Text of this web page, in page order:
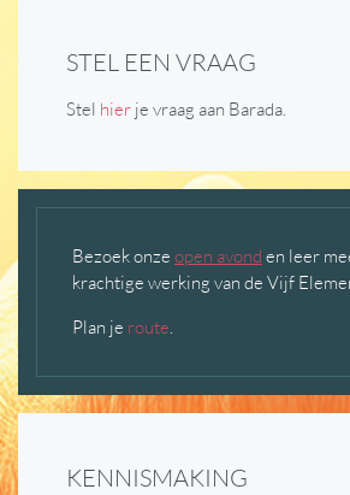
STEL EEN VRAAG
Stel hier je vraag aan Barada.
Bezoek onze open avond en leer
krachtige werking van de Vijf
Plan je route.
KENNISMAKING